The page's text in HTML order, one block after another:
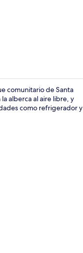
comunitario de Santa
alberca al aire libre, y
como refrigerador y